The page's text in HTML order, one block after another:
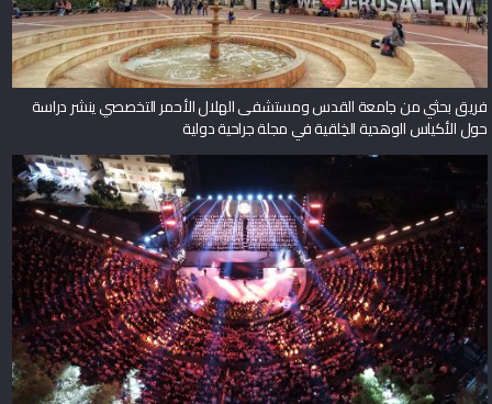
فريق بحثي من جامعة القدس ومستشفى الهلال الأحمر التخصصي ينشر دراسة
حول الأكياس الوهدية الخِلقية في مجلة جراحية دولية